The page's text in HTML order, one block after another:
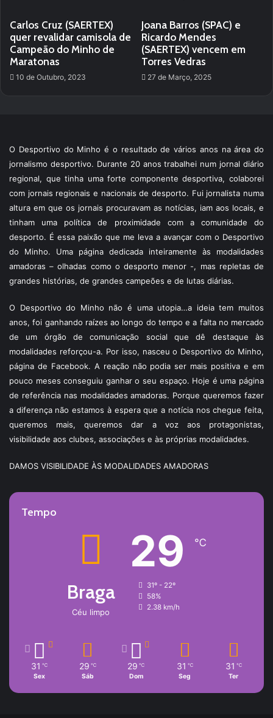
Carlos Cruz (SAERTEX)
quer revalidar camisola de
Campeão do Minho de
Maratonas
10 de Outubro, 2023
Joana Barros (SPAC) e
Ricardo Mendes
(SAERTEX) vencem em
Torres Vedras
27 de Março, 2025
O Desportivo do Minho é o resultado de vários anos na área do
jornalismo desportivo. Durante 20 anos trabalhei num jornal diário
regional, que tinha uma forte componente desportiva, colaborei
com jornais regionais e nacionais de desporto. Fui jornalista numa
altura em que os jornais procuravam as notícias, iam aos locais, e
tinham uma política de proximidade com a comunidade do
desporto. É essa paixão que me leva a avançar com o Desportivo
do Minho. Uma página dedicada inteiramente às modalidades
amadoras – olhadas como o desporto menor -, mas repletas de
grandes histórias, de grandes campeões e de lutas diárias.
O Desportivo do Minho não é uma utopia…a ideia tem muitos
anos, foi ganhando raízes ao longo do tempo e a falta no mercado
de um órgão de comunicação social que dê destaque às
modalidades reforçou-a. Por isso, nasceu o Desportivo do Minho,
página de Facebook. A reação não podia ser mais positiva e em
pouco meses conseguiu ganhar o seu espaço. Hoje é uma página
de referência nas modalidades amadoras. Porque queremos fazer
a diferença não estamos à espera que a notícia nos chegue feita,
queremos mais, queremos dar a voz aos protagonistas,
visibilidade aos clubes, associações e às próprias modalidades.
DAMOS VISIBILIDADE ÀS MODALIDADES AMADORAS
Tempo
Braga
Céu limpo
29 ℃
31º - 22º
58%
2.38 km/h
31 ℃
Sex
29 ℃
Sáb
29 ℃
Dom
31 ℃
Seg
31 ℃
Ter